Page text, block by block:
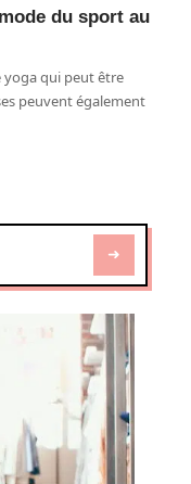
du sport au
yoga qui peut être
peuvent également